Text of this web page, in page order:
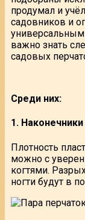
продумал и
садовников и
важно знать
садовых
Среди них:
1.
Плотность
можно с
когтями.
ногти будут в